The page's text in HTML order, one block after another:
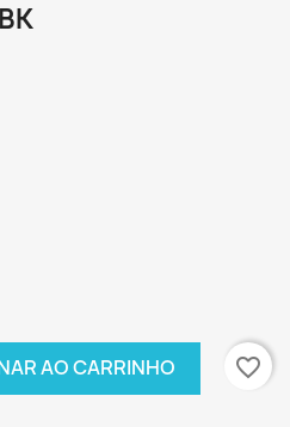
AO CARRINHO favorite_border